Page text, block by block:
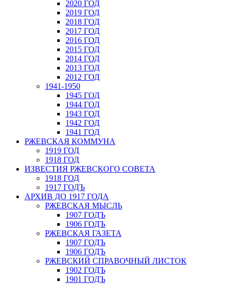
2020 ГОД
2019 ГОД
2018 ГОД
2017 ГОД
2016 ГОД
2015 ГОД
2014 ГОД
2013 ГОД
2012 ГОД
1941-1950
1945 ГОД
1944 ГОД
1943 ГОД
1942 ГОД
1941 ГОД
РЖЕВСКАЯ КОММУНА
1919 ГОД
1918 ГОД
ИЗВЕСТИЯ РЖЕВСКОГО СОВЕТА
1918 ГОД
1917 ГОДЪ
АРХИВ ДО 1917 ГОДА
РЖЕВСКАЯ МЫСЛЬ
1907 ГОДЪ
1906 ГОДЪ
РЖЕВСКАЯ ГАЗЕТА
1907 ГОДЪ
1906 ГОДЪ
РЖЕВСКИЙ СПРАВОЧНЫЙ ЛИСТОК
1902 ГОДЪ
1901 ГОДЪ